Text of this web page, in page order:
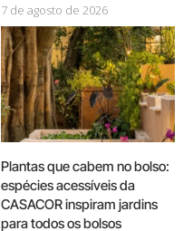
7 de agosto de 2026
Plantas que cabem no bolso:
espécies acessíveis da
CASACOR inspiram jardins
para todos os bolsos